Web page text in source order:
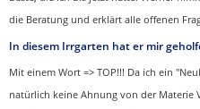
die Beratung und erklärt alle offenen
In diesem Irrgarten hat er mir
Mit einem Wort => TOP!!! Da ich ein
natürlich keine Ahnung von der Materie